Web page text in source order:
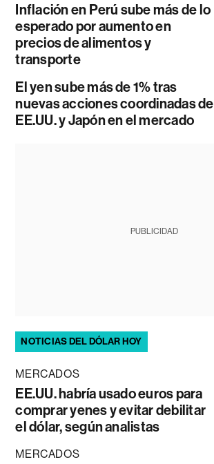
Inflación en Perú sube más de lo
esperado por aumento en
precios de alimentos y
transporte
El yen sube más de 1% tras
nuevas acciones coordinadas de
EE.UU. y Japón en el mercado
PUBLICIDAD
NOTICIAS DEL DÓLAR HOY
MERCADOS
EE.UU. habría usado euros para
comprar yenes y evitar debilitar
el dólar, según analistas
MERCADOS